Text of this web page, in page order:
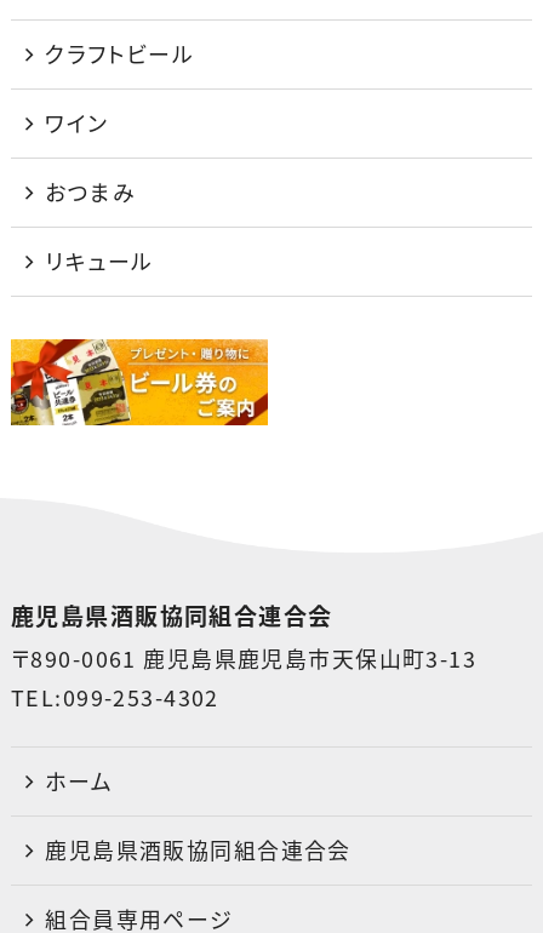
クラフトビール
ワイン
おつまみ
リキュール
鹿児島県酒販協同組合連合会
〒890-0061 鹿児島県鹿児島市天保山町3-13
TEL:099-253-4302
ホーム
鹿児島県酒販協同組合連合会
組合員専用ページ